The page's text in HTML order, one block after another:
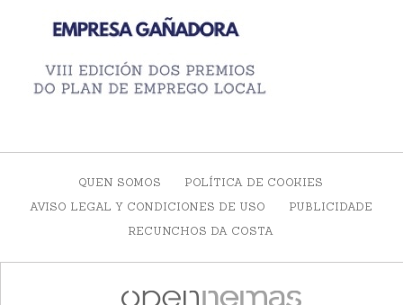
QUEN SOMOS
POLÍTICA DE COOKIES
AVISO LEGAL Y CONDICIONES DE USO
PUBLICIDADE
RECUNCHOS DA COSTA